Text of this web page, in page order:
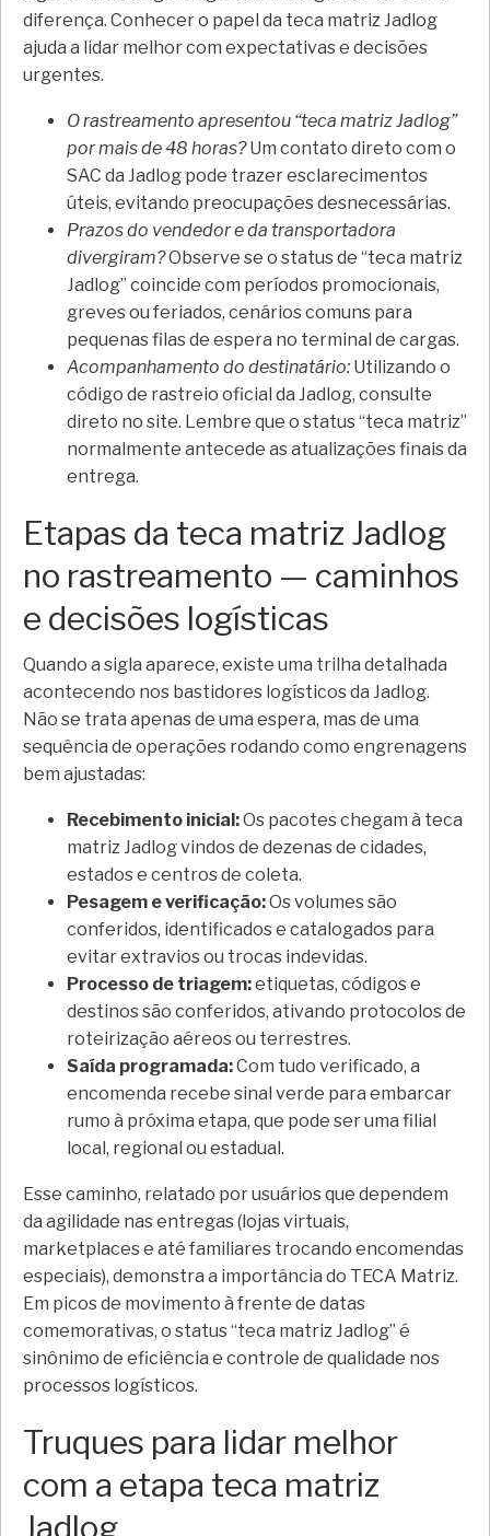
diferença. Conhecer o papel da teca matriz Jadlog
ajuda a lidar melhor com expectativas e decisões
urgentes.
O rastreamento apresentou “teca matriz Jadlog”
por mais de 48 horas?Um contato direto com o
SAC da Jadlog pode trazer esclarecimentos
úteis, evitando preocupações desnecessárias.
Prazos do vendedor e da transportadora
divergiram?Observe se o status de “teca matriz
Jadlog” coincide com períodos promocionais,
greves ou feriados, cenários comuns para
pequenas filas de espera no terminal de cargas.
Acompanhamento do destinatário: Utilizando o
código de rastreio oficial da Jadlog, consulte
direto no site. Lembre que o status “teca matriz”
normalmente antecede as atualizações finais da
entrega.
Etapas da teca matriz Jadlog
no rastreamento — caminhos
e decisões logísticas
Quando a sigla aparece, existe uma trilha detalhada
acontecendo nos bastidores logísticos da Jadlog.
Não se trata apenas de uma espera, mas de uma
sequência de operações rodando como engrenagens
bem ajustadas:
Recebimento inicial:Os pacotes chegam à teca
matriz Jadlog vindos de dezenas de cidades,
estados e centros de coleta.
Pesagem e verificação:Os volumes são
conferidos, identificados e catalogados para
evitar extravios ou trocas indevidas.
Processo de triagem:etiquetas, códigos e
destinos são conferidos, ativando protocolos de
roteirização aéreos ou terrestres.
Saída programada:Com tudo verificado, a
encomenda recebe sinal verde para embarcar
rumo à próxima etapa, que pode ser uma filial
local, regional ou estadual.
Esse caminho, relatado por usuários que dependem
da agilidade nas entregas (lojas virtuais,
marketplaces e até familiares trocando encomendas
especiais), demonstra a importância do TECA Matriz.
Em picos de movimento à frente de datas
comemorativas, o status “teca matriz Jadlog” é
sinônimo de eficiência e controle de qualidade nos
processos logísticos.
Truques para lidar melhor
com a etapa teca matriz
Jadlog